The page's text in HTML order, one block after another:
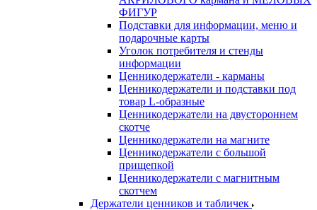
ФИГУР
Подставки для информации, меню и
подарочные карты
Уголок потребителя и стенды
информации
Ценникодержатели - карманы
Ценникодержатели и подставки под
товар L-образные
Ценникодержатели на двустороннем
скотче
Ценникодержатели на магните
Ценникодержатели с большой
прищепкой
Ценникодержатели с магнитным
скотчем
Держатели ценников и табличек